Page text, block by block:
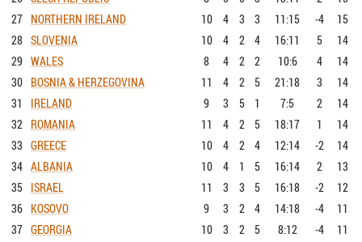
27 NORTHERN IRELAND 10 4 3 3 11:15 -4
15
28 SLOVENIA 10 4 2 4 16:11 5
14
29 WALES 8 4 2 2 10:6 4
14
30 BOSNIA & HERZEGOVINA 11 4 2 5 21:18 3
14
31
IRELAND 9 3 5 1 7:5 2
14
32 ROMANIA 11 4 2 5 18:17 1
14
33 GREECE 10 4 2 4 12:14 -2
14
34 ALBANIA 10 4 1 5 16:14 2
13
35 ISRAEL 11 3 3 5 16:18 -2
12
36 KOSOVO 9 3 2 4 14:18 -4
11
37 GEORGIA 10 3 2 5 8:12 -4
11